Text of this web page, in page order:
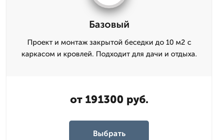
Базовый
Проект и монтаж закрытой беседки до 10 м2 с
каркасом и кровлей. Подходит для дачи и отдыха.
от 191300 руб.
Выбрать